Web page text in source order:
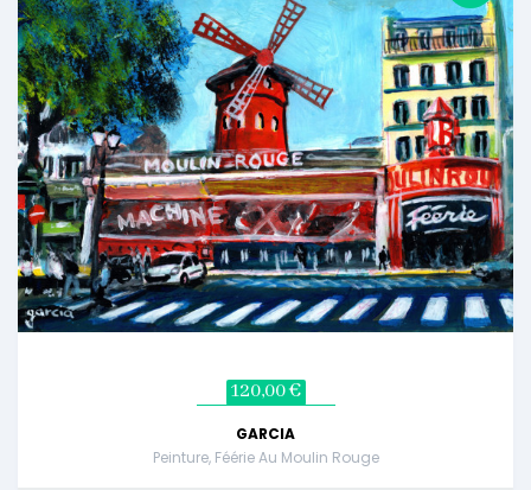
120,00 €
GARCIA
Peinture, Féérie Au Moulin Rouge